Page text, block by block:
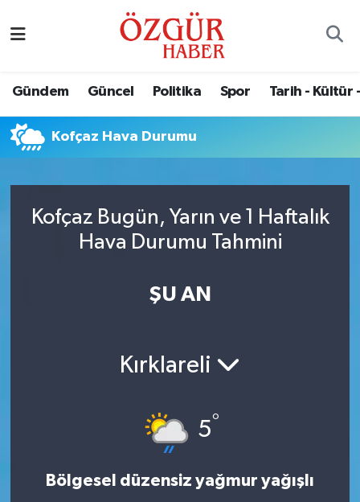
Gündem Güncel Politika Spor Tarih - Kültür
Kofçaz Hava Durumu
Kofçaz Bugün, Yarın ve 1 Haftalık
Hava Durumu Tahmini
ŞU AN
Kırklareli
5°
Bölgesel düzensiz yağmur yağışlı
Eğitim
Ekonomi
Güncel
Tarih - Kültür - Sanat - Turizm
Nöbetçi Eczaneler
Namaz Vakitleri
Trafik Durumu
Süper Lig Puan Durumu ve Fikstür
Son Dakika Haberleri